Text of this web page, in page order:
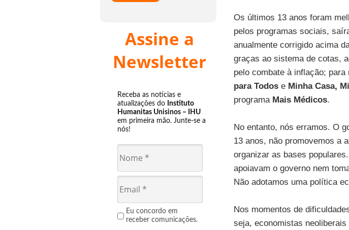
Assine a
Newsletter
Receba as notícias e
atualizações do Instituto
Humanitas Unisinos – IHU
em primeira mão. Junte-se a
nós!
Eu concordo em
receber comunicações.
Os últimos 13 anos foram
pelos programas sociais,
anualmente corrigido acima
graças ao sistema de cotas,
pelo combate à inflação;
para Todose Minha Casa,
programa Mais Médicos.
No entanto, nós erramos. O
13 anos, não promovemos a
organizar as bases
apoiavam o governo nem
Não adotamos uma política
Nos momentos de
seja, economistas